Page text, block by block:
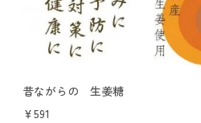
昔ながらの 生姜糖
￥591